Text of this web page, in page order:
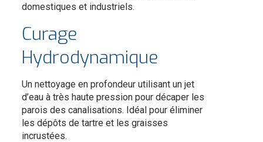
domestiques et industriels.
Curage
Hydrodynamique
Un nettoyage en profondeur utilisant un jet
d’eau à très haute pression pour décaper les
parois des canalisations. Idéal pour éliminer
les dépôts de tartre et les graisses
incrustées.